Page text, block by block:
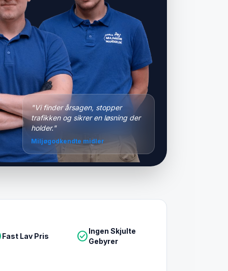
"Vi finder årsagen, stopper
trafikken og sikrer en løsning der
holder."
Miljøgodkendte midler
Fast Lav Pris check_circleIngen Skjulte
Gebyrer